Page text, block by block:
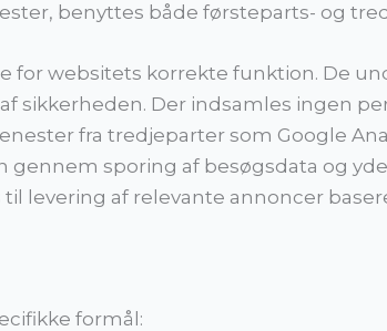
benyttes både førsteparts- og
for websitets korrekte funktion. De
sikkerheden. Der indsamles ingen
fra tredjeparter som Google
gennem sporing af besøgsdata og
levering af relevante annoncer
formål: